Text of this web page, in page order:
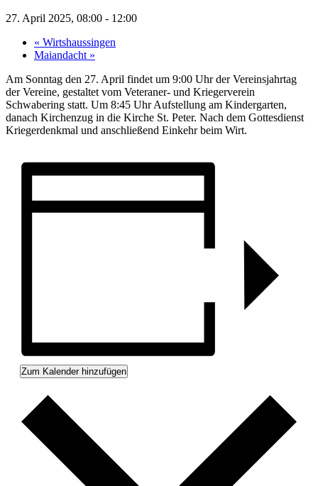
27. April 2025, 08:00 - 12:00
« Wirtshaussingen
Maiandacht »
Am Sonntag den 27. April findet um 9:00 Uhr der Vereinsjahrtag
der Vereine, gestaltet vom Veteraner- und Kriegerverein
Schwabering statt. Um 8:45 Uhr Aufstellung am Kindergarten,
danach Kirchenzug in die Kirche St. Peter. Nach dem Gottesdienst
Kriegerdenkmal und anschließend Einkehr beim Wirt.
Zum Kalender hinzufügen